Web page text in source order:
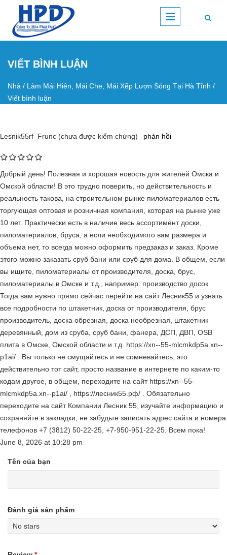
Nhảy đến nội dung
VIẾT BÌNH LUẬN
Bạn đang ở đây
Nhà / Làm Mái Hiên, Mái Che, Mái Xếp Lượn Sóng Tại Hà Tĩnh /
Viết bình luận
Lesnik55rf_Frunc (chưa được kiểm chứng) phản hồi
Добрый день! Полезная и хорошая новость для жителей Омска и
Омской области! В это трудно поверить, но действительность и
реальность такова, на строительном рынке пиломатериалов есть
торгующая оптовая и розничная компания, которая на рынке уже
10 лет. Практически есть в наличие весь ассортимент доски,
пиломатериалов, бруса, а если необходимого вам размера и
объема нет, то всегда можно оформить предзаказ и заказ. Кроме
этого можно заказать сруб бани или сруб для дома. В общем, если
вы ищите, пиломатериалы от производителя, доска, брус,
пиломатериалы в Омске и т.д., например: производство досок
Тогда вам нужно прямо сейчас перейти на сайт Лесник55 и узнать
все подробности по штакетник, доска от производителя, брус
производитель, доска обрезная, доска необрезная, штакетник
деревянный, дом из сруба, сруб бани, фанера, ДСП, ДВП, OSB
плита в Омске, Омской области и т.д. https://xn--55-mlcmkdp5a.xn--
p1ai/ . Вы только не смущайтесь и не сомневайтесь, это
действительно тот сайт, просто название в интернете по каким-то
кодам другое, в общем, переходите на сайт https://xn--55-
mlcmkdp5a.xn--p1ai/ , https://лесник55.рф/ . Обязательно
переходите на сайт Компании Лесник 55, изучайте информацию и
сохраняйте в закладки, не забудьте записать адрес сайта и номера
телефонов +7 (3812) 50-22-25, +7-950-951-22-25. Всем пока!
June 8, 2026 at 10:28 pm
Tên của bạn
Đánh giá sản phẩm